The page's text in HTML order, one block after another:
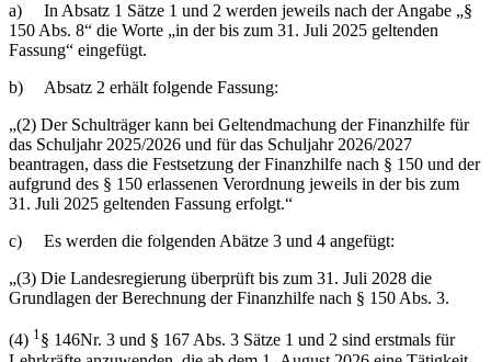
a) In Absatz 1 Sätze 1 und 2 werden jeweils nach der Angabe „§
150 Abs. 8“ die Worte „in der bis zum 31. Juli 2025 geltenden
Fassung“ eingefügt.
b) Absatz 2 erhält folgende Fassung:
„(2) Der Schulträger kann bei Geltendmachung der Finanzhilfe für
das Schuljahr 2025/2026 und für das Schuljahr 2026/2027
beantragen, dass die Festsetzung der Finanzhilfe nach § 150 und der
aufgrund des § 150 erlassenen Verordnung jeweils in der bis zum
31. Juli 2025 geltenden Fassung erfolgt.“
c) Es werden die folgenden Abätze 3 und 4 angefügt:
„(3) Die Landesregierung überprüft bis zum 31. Juli 2028 die
Grundlagen der Berechnung der Finanzhilfe nach § 150 Abs. 3.
(4) 1§ 146Nr. 3 und § 167 Abs. 3 Sätze 1 und 2 sind erstmals für